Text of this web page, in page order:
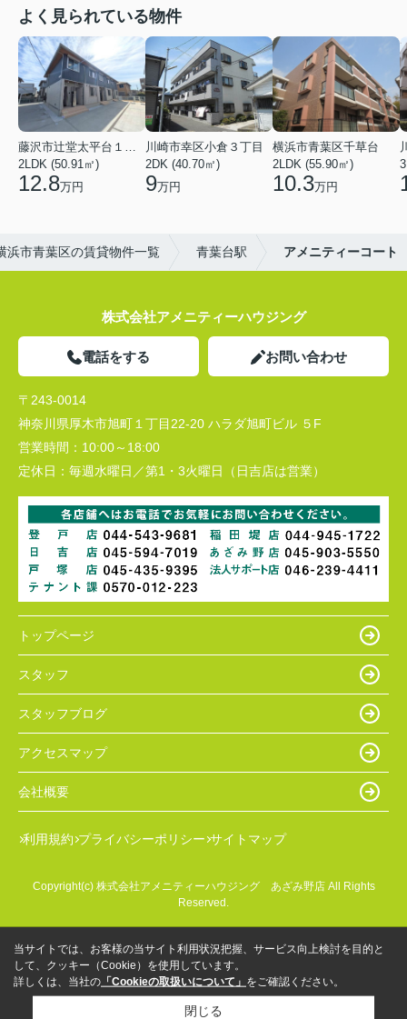
よく見られている物件
藤沢市辻堂太平台１丁目
2LDK (50.91㎡)
12.8万円
川崎市幸区小倉３丁目
2DK (40.70㎡)
9万円
横浜市青葉区千草台
2LDK (55.90㎡)
10.3万円
浜市青葉区の賃貸物件一覧 青葉台駅 アメニティーコート
株式会社アメニティーハウジング
電話をする お問い合わせ
〒243-0014
神奈川県厚木市旭町１丁目22-20 ハラダ旭町ビル ５F
営業時間： 10:00～18:00
定休日： 毎週水曜日／第1・3火曜日（日吉店は営業）
トップページ
スタッフ
スタッフブログ
アクセスマップ
会社概要
利用規約 プライバシーポリシー サイトマップ
Copyright(c) 株式会社アメニティーハウジング あざみ野店 All Rights
Reserved.
当サイトでは、お客様の当サイト利用状況把握、サービス向上検討を目的と
して、クッキー（Cookie）を使用しています。
詳しくは、当社の 「Cookieの取扱いについて」 をご確認ください。
閉じる